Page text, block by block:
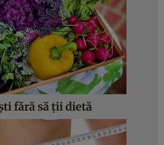
fără să ţii dietă